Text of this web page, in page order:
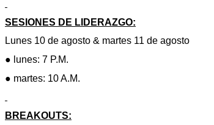
SESIONES DE LIDERAZGO:
Lunes 10 de agosto & martes 11 de agosto
● lunes: 7 P.M.
● martes: 10 A.M.
BREAKOUTS: